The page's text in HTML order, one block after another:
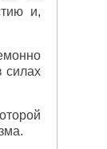
и,
силах